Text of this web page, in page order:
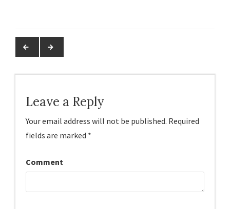
Leave a Reply
Your email address will not be published. Required
fields are marked *
Comment